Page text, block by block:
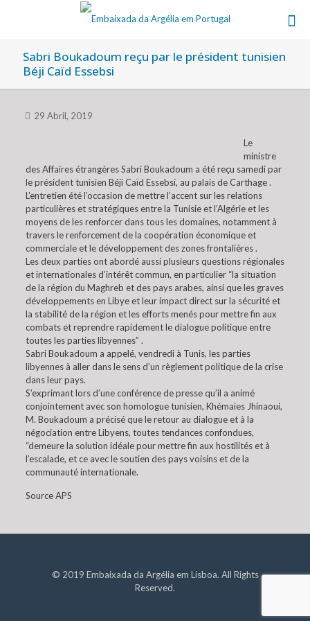
Sabri Boukadoum reçu par le président tunisien
Béji Caïd Essebsi
29 Abril, 2019
Le
ministre
des Affaires étrangères Sabri Boukadoum a été reçu samedi par
le président tunisien Béji Caïd Essebsi, au palais de Carthage .
L’entretien été l’occasion de mettre l’accent sur les relations
particulières et stratégiques entre la Tunisie et l’Algérie et les
moyens de les renforcer dans tous les domaines, notamment à
travers le renforcement de la coopération économique et
commerciale et le développement des zones frontalières .
Les deux parties ont abordé aussi plusieurs questions régionales
et internationales d’intérêt commun, en particulier “la situation
de la région du Maghreb et des pays arabes, ainsi que les graves
développements en Libye et leur impact direct sur la sécurité et
la stabilité de la région et les efforts menés pour mettre fin aux
combats et reprendre rapidement le dialogue politique entre
toutes les parties libyennes” .
Sabri Boukadoum a appelé, vendredi à Tunis, les parties
libyennes à aller dans le sens d’un règlement politique de la crise
dans leur pays.
S’exprimant lors d’une conférence de presse qu’il a animé
conjointement avec son homologue tunisien, Khémaies Jhinaoui,
M. Boukadoum a précisé que le retour au dialogue et à la
négociation entre Libyens, toutes tendances confondues,
“demeure la solution idéale pour mettre fin aux hostilités et à
l’escalade, et ce avec le soutien des pays voisins et de la
communauté internationale.
Source APS
© 2019 Embaixada da Argélia em Lisboa. All Rights
Reserved.